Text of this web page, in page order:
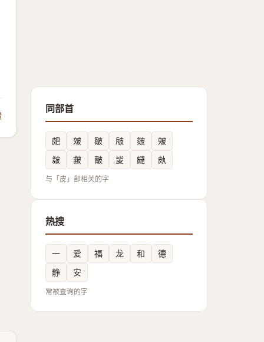
同部首
㿬 㿰 皺 㿭 皴
㿮
㿷
皳 皾 㿫 㿹 㿪
与「皮」部相关的字
热搜
一 爱 福 龙 和
德
静
安
常被查询的字